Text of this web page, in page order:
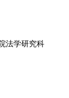
法学研究科